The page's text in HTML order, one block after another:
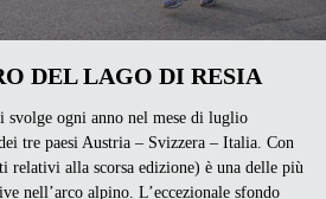
DEL LAGO DI RESIA
svolge ogni anno nel mese di luglio
tre paesi Austria – Svizzera – Italia. Con
relativi alla scorsa edizione) è una delle più
nell’arco alpino. L’eccezionale sfondo